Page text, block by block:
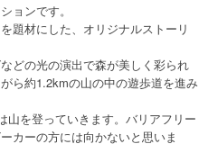
ョンです。
題材にした、オリジナルストーリ
どの光の演出で森が美しく彩られ
ら約1.2kmの山の中の遊歩道を進み
山を登っていきます。バリアフリー
カーの方には向かないと思いま